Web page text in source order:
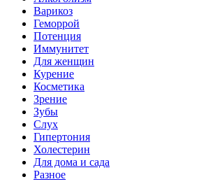
Варикоз
Геморрой
Потенция
Иммунитет
Для женщин
Курение
Косметика
Зрение
Зубы
Слух
Гипертония
Холестерин
Для дома и сада
Разное